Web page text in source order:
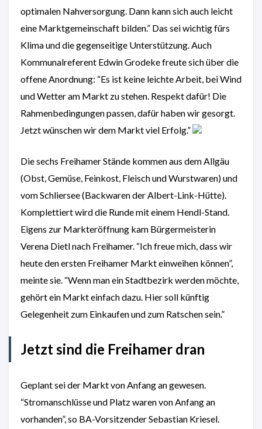
optimalen Nahversorgung. Dann kann sich auch leicht
eine Marktgemeinschaft bilden.” Das sei wichtig fürs
Klima und die gegenseitige Unterstützung. Auch
Kommunalreferent Edwin Grodeke freute sich über die
offene Anordnung: “Es ist keine leichte Arbeit, bei Wind
und Wetter am Markt zu stehen. Respekt dafür! Die
Rahmenbedingungen passen, dafür haben wir gesorgt.
Jetzt wünschen wir dem Markt viel Erfolg.”
Die sechs Freihamer Stände kommen aus dem Allgäu
(Obst, Gemüse, Feinkost, Fleisch und Wurstwaren) und
vom Schliersee (Backwaren der Albert-Link-Hütte).
Komplettiert wird die Runde mit einem Hendl-Stand.
Eigens zur Markteröffnung kam Bürgermeisterin
Verena Dietl nach Freihamer. “Ich freue mich, dass wir
heute den ersten Freihamer Markt einweihen können”,
meinte sie. “Wenn man ein Stadtbezirk werden möchte,
gehört ein Markt einfach dazu. Hier soll künftig
Gelegenheit zum Einkaufen und zum Ratschen sein.”
Jetzt sind die Freihamer dran
Geplant sei der Markt von Anfang an gewesen.
“Stromanschlüsse und Platz waren von Anfang an
vorhanden”, so BA-Vorsitzender Sebastian Kriesel.